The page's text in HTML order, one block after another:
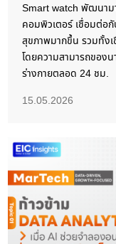
Smart watch พัฒนาม
คอมพิวเตอร์ เชื่อมต่อ
สุขภาพมากขึ้น รวมทั้งเ
โดยความสามารถของ
ร่างกายตลอด 24 ชม.
15.05.2026